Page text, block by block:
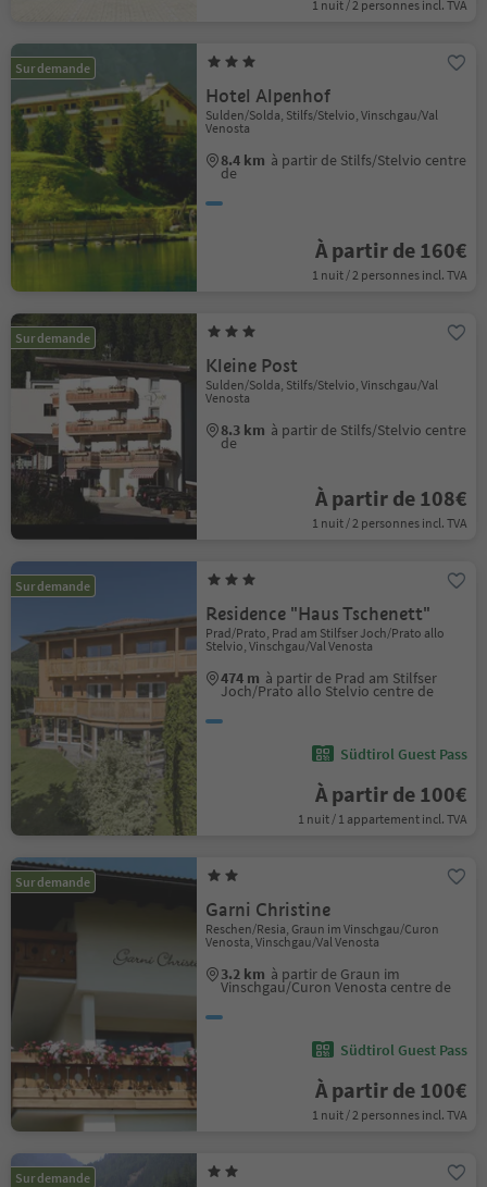
1 nuit / 2 personnes incl. TVA
Sur demande
Hotel Alpenhof
Sulden/Solda, Stilfs/Stelvio, Vinschgau/Val
Venosta
8.4 km à partir de Stilfs/Stelvio centre
de
À partir de 160€
1 nuit / 2 personnes incl. TVA
Sur demande
Kleine Post
Sulden/Solda, Stilfs/Stelvio, Vinschgau/Val
Venosta
8.3 km à partir de Stilfs/Stelvio centre
de
À partir de 108€
1 nuit / 2 personnes incl. TVA
Sur demande
Residence "Haus Tschenett"
Prad/Prato, Prad am Stilfser Joch/Prato allo
Stelvio, Vinschgau/Val Venosta
474 m à partir de Prad am Stilfser
Joch/Prato allo Stelvio centre de
Südtirol Guest Pass
À partir de 100€
1 nuit / 1 appartement incl. TVA
Sur demande
Garni Christine
Reschen/Resia, Graun im Vinschgau/Curon
Venosta, Vinschgau/Val Venosta
3.2 km à partir de Graun im
Vinschgau/Curon Venosta centre de
Südtirol Guest Pass
À partir de 100€
1 nuit / 2 personnes incl. TVA
Sur demande